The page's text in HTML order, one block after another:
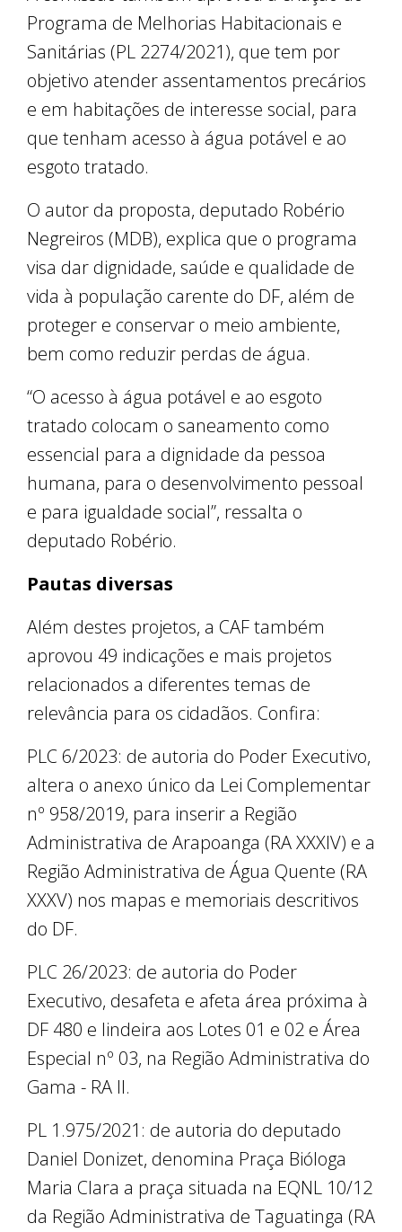
Programa de Melhorias Habitacionais e
Sanitárias (PL 2274/2021), que tem por
objetivo atender assentamentos precários
e em habitações de interesse social, para
que tenham acesso à água potável e ao
esgoto tratado.
O autor da proposta, deputado Robério
Negreiros (MDB), explica que o programa
visa dar dignidade, saúde e qualidade de
vida à população carente do DF, além de
proteger e conservar o meio ambiente,
bem como reduzir perdas de água.
“O acesso à água potável e ao esgoto
tratado colocam o saneamento como
essencial para a dignidade da pessoa
humana, para o desenvolvimento pessoal
e para igualdade social”, ressalta o
deputado Robério.
Pautas diversas
Além destes projetos, a CAF também
aprovou 49 indicações e mais projetos
relacionados a diferentes temas de
relevância para os cidadãos. Confira:
PLC 6/2023: de autoria do Poder Executivo,
altera o anexo único da Lei Complementar
nº 958/2019, para inserir a Região
Administrativa de Arapoanga (RA XXXIV) e a
Região Administrativa de Água Quente (RA
XXXV) nos mapas e memoriais descritivos
do DF.
PLC 26/2023: de autoria do Poder
Executivo, desafeta e afeta área próxima à
DF 480 e lindeira aos Lotes 01 e 02 e Área
Especial nº 03, na Região Administrativa do
Gama - RA II.
PL 1.975/2021: de autoria do deputado
Daniel Donizet, denomina Praça Bióloga
Maria Clara a praça situada na EQNL 10/12
da Região Administrativa de Taguatinga (RA